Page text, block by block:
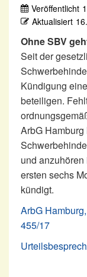
Veröffentlicht
Aktualisiert
Ohne SBV
Seit der
Kündigung
beteiligen.
ArbG
und
ersten sechs
kündigt.
ArbG
455/17